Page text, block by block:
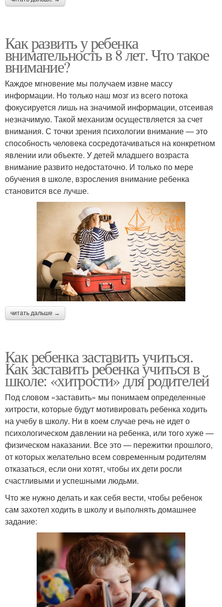
Как развить у ребенка
внимательность в 8 лет. Что такое
внимание?
Каждое мгновение мы получаем извне массу
информации. Но только наш мозг из всего потока
фокусируется лишь на значимой информации, отсеивая
незначимую. Такой механизм осуществляется за счет
внимания. С точки зрения психологии внимание — это
способность человека сосредотачиваться на конкретном
явлении или объекте. У детей младшего возраста
внимание развито недостаточно. И только по мере
обучения в школе, взросления внимание ребенка
становится все лучше.
читать дальше →
Как ребенка заставить учиться.
Как заставить ребенка учиться в
школе: «хитрости» для родителей
Под словом «заставить» мы понимаем определенные
хитрости, которые будут мотивировать ребенка ходить
на учебу в школу. Ни в коем случае речь не идет о
психологическом давлении на ребенка, или того хуже —
физическом наказании. Все это — пережитки прошлого,
от которых желательно всем современным родителям
отказаться, если они хотят, чтобы их дети росли
счастливыми и успешными людьми.
Что же нужно делать и как себя вести, чтобы ребенок
сам захотел ходить в школу и выполнять домашнее
задание: